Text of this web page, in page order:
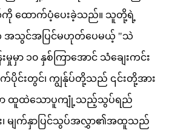
ကို ထောက်ပံ့ပေးခဲ့သည်။ သူတို့ရဲ့
အသွင်အပြင်မဟုတ်ပေမယ့် "သဲ
မှုမှာ ၁၀ နှစ်ကြာအောင် သံချေးကင်း
ာက်ပိုင်းတွင်၊ ကျွန်ုပ်တို့သည် ၎င်းတို့အား
ာ ထူထဲသောပူကျုံ့သည့်သွပ်ရည်
း၊ မျက်နှာပြင်သွပ်အလွှာ၏အထူသည်